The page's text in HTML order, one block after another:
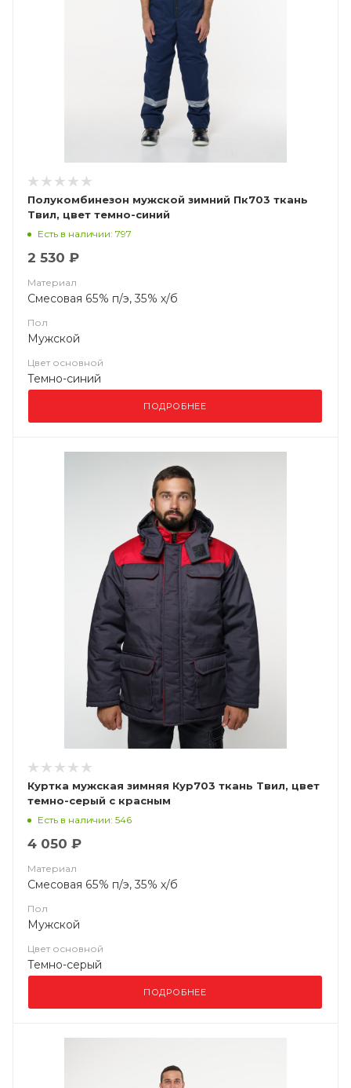
Полукомбинезон мужской зимний Пк703 ткань
Твил, цвет темно-синий
Есть в наличии: 797
2 530 ₽
Материал
Смесовая 65% п/э, 35% х/б
Пол
Мужской
Цвет основной
Темно-синий
ПОДРОБНЕЕ
Куртка мужская зимняя Кур703 ткань Твил, цвет
темно-серый с красным
Есть в наличии: 546
4 050 ₽
Материал
Смесовая 65% п/э, 35% х/б
Пол
Мужской
Цвет основной
Темно-серый
ПОДРОБНЕЕ